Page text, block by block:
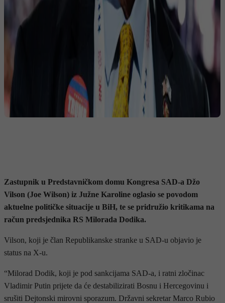
Zastupnik u Predstavničkom domu Kongresa SAD-a Džo
Vilson (Joe Wilson) iz Južne Karoline oglasio se povodom
aktuelne političke situacije u BiH, te se pridružio kritikama na
račun predsjednika RS Milorada Dodika.
Vilson, koji je član Republikanske stranke u SAD-u objavio je
status na X-u.
“Milorad Dodik, koji je pod sankcijama SAD-a, i ratni zločinac
Vladimir Putin prijete da će destabilizirati Bosnu i Hercegovinu i
srušiti Dejtonski mirovni sporazum. Državni sekretar Marco Rubio